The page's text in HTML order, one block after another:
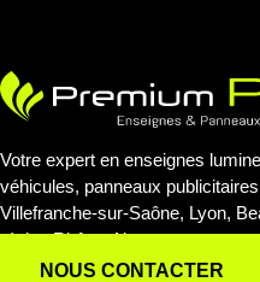
Votre expert en enseignes
véhicules, panneaux
Villefranche-sur-Saône, Lyon,
région Rhône-Alpes.
NOUS CONTACTER